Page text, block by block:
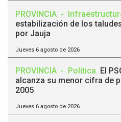
PROVINCIA -
estabilización de los
por Jauja
Jueves 6 agosto de 2026
PROVINCIA - Política. El
alcanza su menor cifra de
2005
Jueves 6 agosto de 2026